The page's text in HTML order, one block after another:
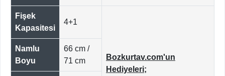
Fişek
Kapasitesi
4+1
Bozkurtav.com'un
Hediyeleri;
Namlu
Boyu
66 cm /
71 cm